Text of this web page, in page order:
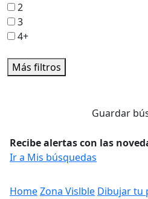
2
3
4+
Más filtros
Guardar
Recibe alertas con las
Ir a Mis búsquedas
HomeZona Vislble Dibujar tu